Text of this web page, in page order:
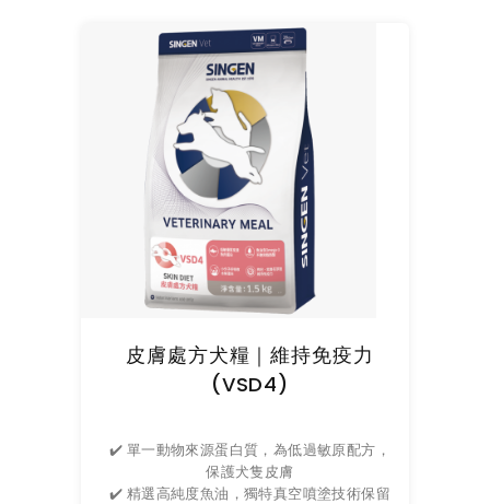
皮膚處方犬糧｜維持免疫力
(VSD4)
✔️ 單一動物來源蛋白質，為低過敏原配方，
保護犬隻皮膚
✔️ 精選高純度魚油，獨特真空噴塗技術保留